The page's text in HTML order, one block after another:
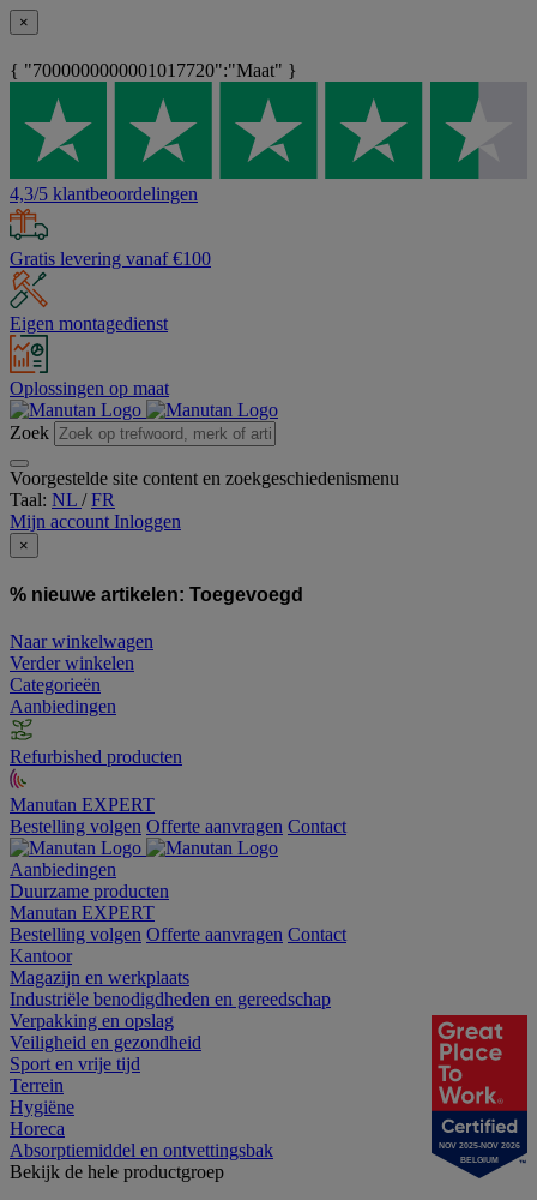
×
{ "7000000000001017720":"Maat" }
4,3/5 klantbeoordelingen
Gratis levering vanaf €100
Eigen montagedienst
Oplossingen op maat
Zoek
Voorgestelde site content en zoekgeschiedenismenu
Taal: NL /FR
Mijn account Inloggen
×
% nieuwe artikelen: Toegevoegd
Naar winkelwagen
Verder winkelen
Categorieën
Aanbiedingen
Refurbished producten
Manutan EXPERT
Bestelling volgen Offerte aanvragen Contact
Aanbiedingen
Duurzame producten
Manutan EXPERT
Bestelling volgen Offerte aanvragen Contact
Kantoor
Magazijn en werkplaats
Industriële benodigdheden en gereedschap
Verpakking en opslag
Veiligheid en gezondheid
Sport en vrije tijd
Terrein
Hygiëne
Horeca
Absorptiemiddel en ontvettingsbak
Bekijk de hele productgroep
NOV 2025-NOV 2026
BELGIUM